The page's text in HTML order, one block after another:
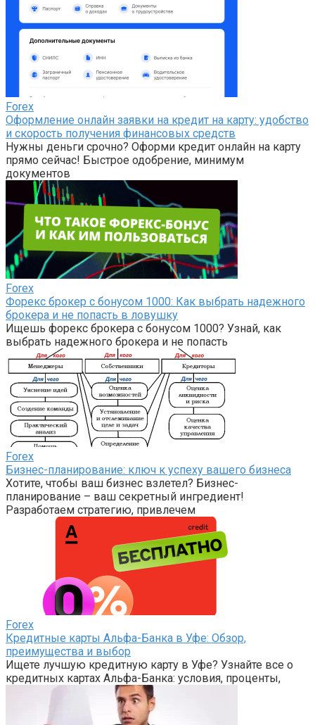
Forex
Оформление онлайн заявки на кредит на карту: удобство
и скорость получения финансовых средств
Нужны деньги срочно? Оформи кредит онлайн на карту
прямо сейчас! Быстрое одобрение, минимум
документов
Forex
Форекс брокер с бонусом 1000: Как выбрать надежного
брокера и не попасть в ловушку
Ищешь форекс брокера с бонусом 1000? Узнай, как
выбрать надежного брокера и не попасть
Forex
Бизнес-планирование: ключ к успеху вашего бизнеса
Хотите, чтобы ваш бизнес взлетел? Бизнес-
планирование – ваш секретный ингредиент!
Разработаем стратегию, привлечем
Forex
Кредитные карты Альфа-Банка в Уфе: Обзор,
преимущества и выбор
Ищете лучшую кредитную карту в Уфе? Узнайте все о
кредитных картах Альфа-Банка: условия, проценты,